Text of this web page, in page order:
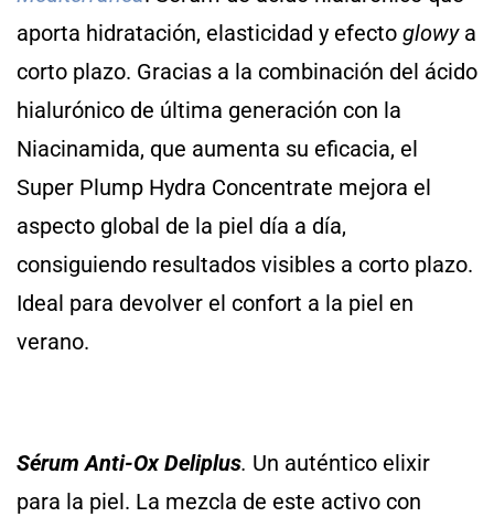
aporta hidratación, elasticidad y efecto glowya
corto plazo. Gracias a la combinación del ácido
hialurónico de última generación con la
Niacinamida, que aumenta su eficacia, el
Super Plump Hydra Concentrate mejora el
aspecto global de la piel día a día,
consiguiendo resultados visibles a corto plazo.
Ideal para devolver el confort a la piel en
verano.
Sérum Anti-Ox Deliplus. Un auténtico elixir
para la piel. La mezcla de este activo con